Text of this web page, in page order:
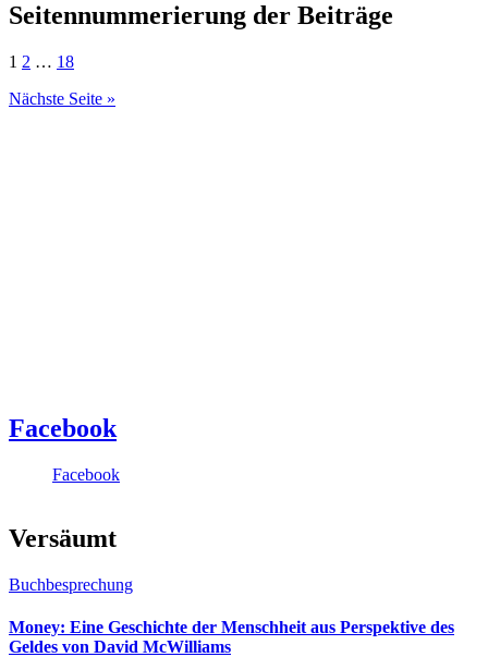
Seitennummerierung der Beiträge
1 2 … 18
Nächste Seite »
Facebook
Facebook
Versäumt
Buchbesprechung
Money: Eine Geschichte der Menschheit aus Perspektive des
Geldes von David McWilliams